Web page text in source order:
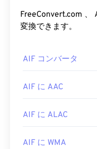
FreeConvert.com 、 AIFファイルを次の他の形式に
変換できます。
AIF コンバータ
AIF に AAC
AIF に ALAC
AIF に WMA